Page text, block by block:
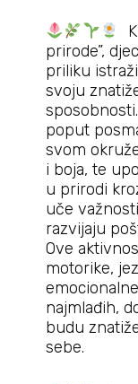
prirode”,
priliku
svoju
poput
svom
i boja, te
u prirodi
uče
razvijaju
Ove
motorike,
najmlađih,
budu
sebe.